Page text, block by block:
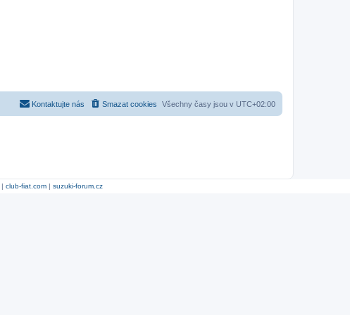
Všechny časy jsou v UTC+02:00
Smazat cookies
Kontaktujte nás
| club-fiat.com | suzuki-forum.cz